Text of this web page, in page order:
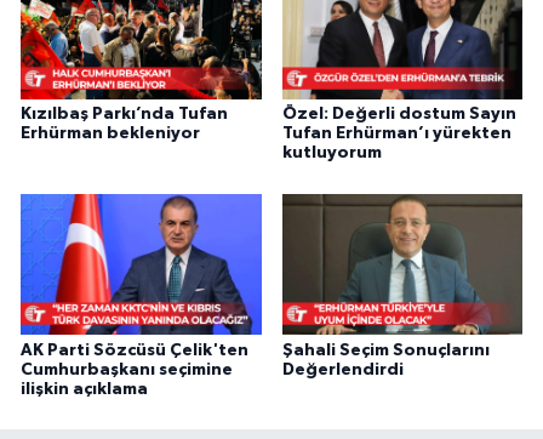
Kızılbaş Parkı’nda Tufan
Erhürman bekleniyor
Özel: Değerli dostum Sayın
Tufan Erhürman’ı yürekten
kutluyorum
AK Parti Sözcüsü Çelik'ten
Cumhurbaşkanı seçimine
ilişkin açıklama
Şahali Seçim Sonuçlarını
Değerlendirdi